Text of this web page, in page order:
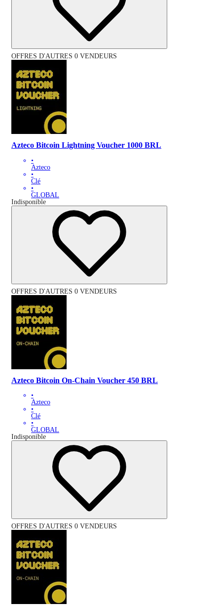
OFFRES D'AUTRES 0 VENDEURS
Azteco Bitcoin Lightning Voucher 1000 BRL
•
Azteco
•
Clé
•
GLOBAL
Indisponible
OFFRES D'AUTRES 0 VENDEURS
Azteco Bitcoin On-Chain Voucher 450 BRL
•
Azteco
•
Clé
•
GLOBAL
Indisponible
OFFRES D'AUTRES 0 VENDEURS